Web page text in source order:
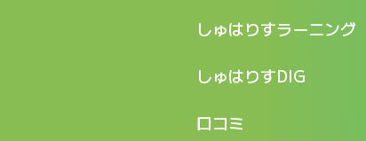
しゅはりすラーニング
特長
料金
しゅはりすDIG
記事一覧
口コミ